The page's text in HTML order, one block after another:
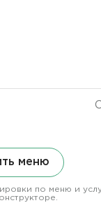
меню
по меню и